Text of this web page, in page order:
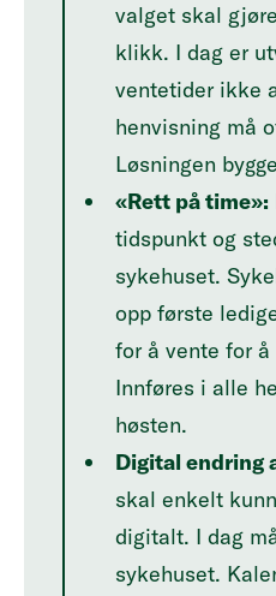
valget skal
klikk. I dag er
ventetider ikke
henvisning må
Løsningen
«Rett på time»:
tidspunkt og
sykehuset.
opp første
for å vente for
Innføres i alle
høsten.
Digital endring
skal enkelt
digitalt. I dag
sykehuset.